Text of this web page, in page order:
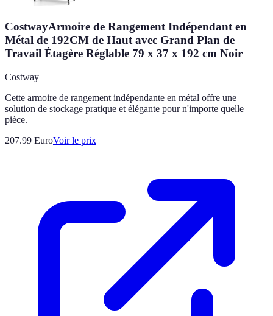
CostwayArmoire de Rangement Indépendant en
Métal de 192CM de Haut avec Grand Plan de
Travail Étagère Réglable 79 x 37 x 192 cm Noir
Costway
Cette armoire de rangement indépendante en métal offre une
solution de stockage pratique et élégante pour n'importe quelle
pièce.
207.99 EuroVoir le prix